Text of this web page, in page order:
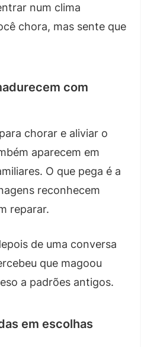
num clima
chora, mas sente que
com
chorar e aliviar o
aparecem em
O que pega é a
reconhecem
reparar.
de uma conversa
que magoou
a padrões antigos.
em escolhas